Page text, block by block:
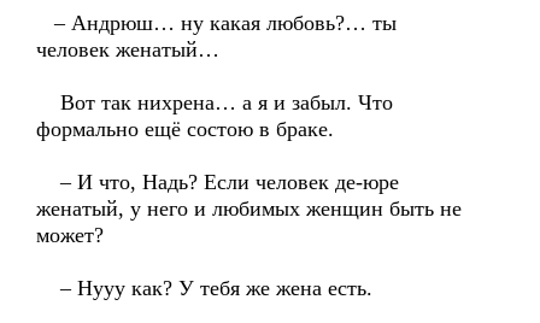
– Андрюш… ну какая любовь?… ты
человек женатый…
Вот так нихрена… а я и забыл. Что
формально ещё состою в браке.
– И что, Надь? Если человек де-юре
женатый, у него и любимых женщин быть не
может?
– Нууу как? У тебя же жена есть.